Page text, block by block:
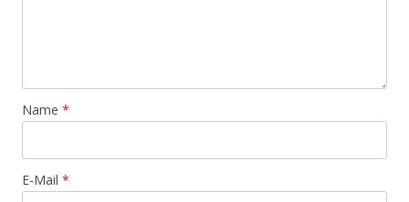
Name *
E-Mail *